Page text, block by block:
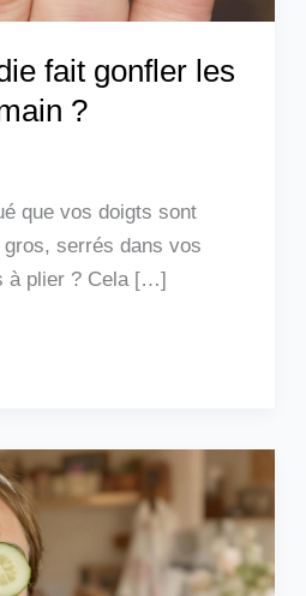
fait gonfler les
?
que vos doigts sont
serrés dans vos
à plier ? Cela […]